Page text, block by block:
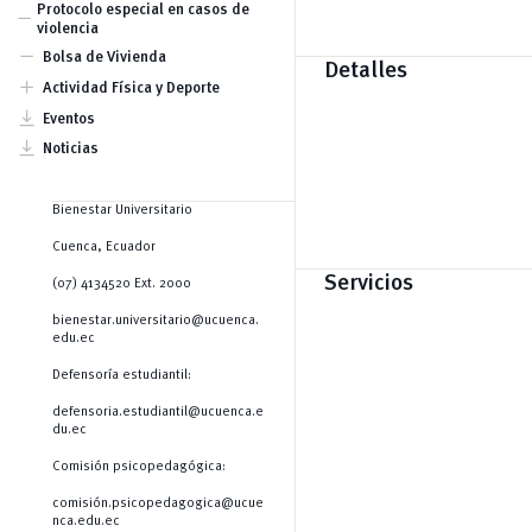
Becas por excelencia académica.
Becas para actividades
académicas
Atención de Trabajo Social
Kindercampus
Seguro estudiantil
Protocolo especial en casos de
violencia
remove
Bolsa de Vivienda
remove
Actividad Física y Deporte
add
Clubes
Eventos
vertical_align_bottom
Noticias
vertical_align_bottom
Bienestar Universitario
Cuenca, Ecuador
(07) 4134520 Ext. 2000
bienestar.universitario@ucuenca.
edu.ec
Defensoría estudiantil:
defensoria.estudiantil@ucuenca.e
du.ec
Comisión psicopedagógica:
comisión.psicopedagogica@ucue
nca.edu.ec
Detalles
Servicios